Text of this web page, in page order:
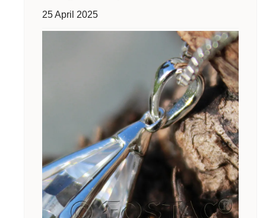
25 April 2025